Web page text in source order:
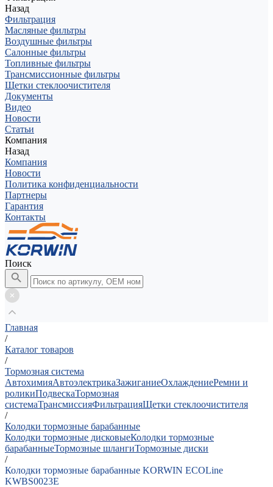
Назад
Фильтрация
Масляные фильтры
Воздушные фильтры
Салонные фильтры
Топливные фильтры
Трансмиссионные фильтры
Щетки стеклоочистителя
Документы
Видео
Новости
Статьи
Компания
Назад
Компания
Новости
Политика конфиденциальности
Партнеры
Гарантия
Контакты
Поиск
Главная
/
Каталог товаров
/
Тормозная система
АвтохимияАвтоэлектрикаЗажиганиеОхлаждениеРемни и
роликиПодвескаТормозная
системаТрансмиссияФильтрацияЩетки стеклоочистителя
/
Колодки тормозные барабанные
Колодки тормозные дисковыеКолодки тормозные
барабанныеТормозные шлангиТормозные диски
/
Колодки тормозные барабанные KORWIN ECOLine
KWBS0023E